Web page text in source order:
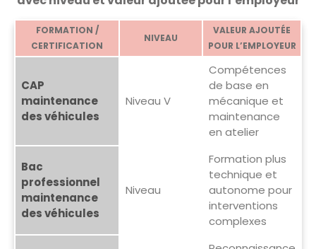
FORMATION /
CERTIFICATION
NIVEAU
VALEUR AJOUTÉE
POUR L’EMPLOYEUR
CAP
maintenance
des véhicules
Niveau V
Compétences
de base en
mécanique et
maintenance
en atelier
Bac
professionnel
maintenance
des véhicules
Niveau
Formation plus
technique et
autonome pour
interventions
complexes